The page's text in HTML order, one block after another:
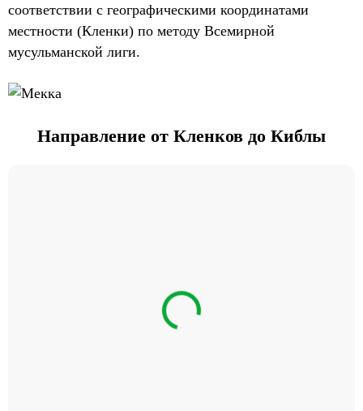
соответствии с географическими координатами
местности (Кленки) по методу Всемирной
мусульманской лиги.
Направление от Кленков до Киблы